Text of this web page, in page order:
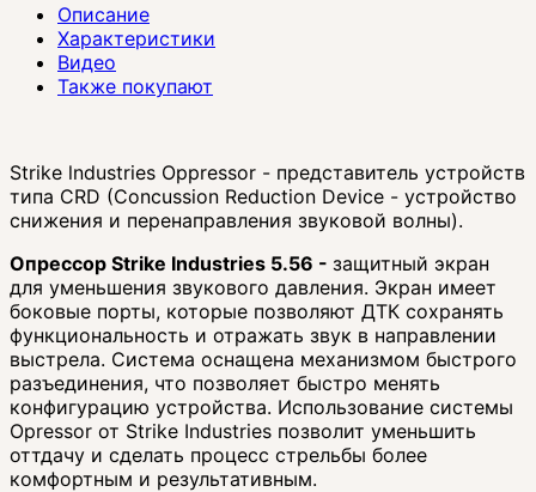
Описание
Характеристики
Видео
Также покупают
Strike lndustries Oppressor - представитель устройств
типа CRD (Concussion Reduction Device - устройство
снижения и перенаправления звуковой волны).
Опрессор Strike Industries 5.56 - защитный экран
для уменьшения звукового давления. Экран имеет
боковые порты, которые позволяют ДТК сохранять
функциональность и отражать звук в направлении
выстрела. Система оснащена механизмом быстрого
разъединения, что позволяет быстро менять
конфигурацию устройства. Использование системы
Opressor от Strike Industries позволит уменьшить
оттдачу и сделать процесс стрельбы более
комфортным и результативным.